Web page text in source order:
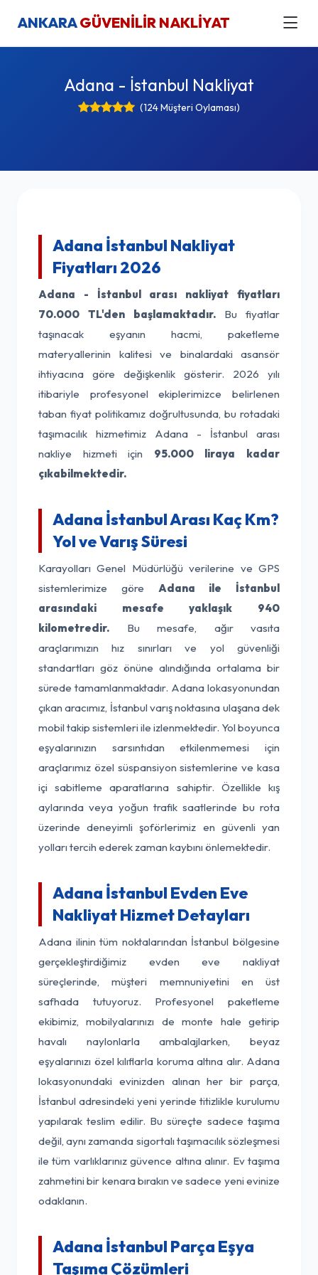
ANKARAGÜVENİLİR NAKLİYAT
Adana - İstanbul Nakliyat
(124 Müşteri Oylaması)
Adana İstanbul Nakliyat
Fiyatları 2026
Adana - İstanbul arası nakliyat fiyatları
70.000 TL'den başlamaktadır. Bu fiyatlar
taşınacak eşyanın hacmi, paketleme
materyallerinin kalitesi ve binalardaki asansör
ihtiyacına göre değişkenlik gösterir. 2026 yılı
itibariyle profesyonel ekiplerimizce belirlenen
taban fiyat politikamız doğrultusunda, bu rotadaki
taşımacılık hizmetimiz Adana - İstanbul arası
nakliye hizmeti için 95.000 liraya kadar
çıkabilmektedir.
Adana İstanbul Arası Kaç Km?
Yol ve Varış Süresi
Karayolları Genel Müdürlüğü verilerine ve GPS
sistemlerimize göre Adana ile İstanbul
arasındaki mesafe yaklaşık 940
kilometredir. Bu mesafe, ağır vasıta
araçlarımızın hız sınırları ve yol güvenliği
standartları göz önüne alındığında ortalama bir
sürede tamamlanmaktadır. Adana lokasyonundan
çıkan aracımız, İstanbul varış noktasına ulaşana dek
mobil takip sistemleri ile izlenmektedir. Yol boyunca
eşyalarınızın sarsıntıdan etkilenmemesi için
araçlarımız özel süspansiyon sistemlerine ve kasa
içi sabitleme aparatlarına sahiptir. Özellikle kış
aylarında veya yoğun trafik saatlerinde bu rota
üzerinde deneyimli şoförlerimiz en güvenli yan
yolları tercih ederek zaman kaybını önlemektedir.
Adana İstanbul Evden Eve
Nakliyat Hizmet Detayları
Adana ilinin tüm noktalarından İstanbul bölgesine
gerçekleştirdiğimiz evden eve nakliyat
süreçlerinde, müşteri memnuniyetini en üst
safhada tutuyoruz. Profesyonel paketleme
ekibimiz, mobilyalarınızı de monte hale getirip
havalı naylonlarla ambalajlarken, beyaz
eşyalarınızı özel kılıflarla koruma altına alır. Adana
lokasyonundaki evinizden alınan her bir parça,
İstanbul adresindeki yeni yerinde titizlikle kurulumu
yapılarak teslim edilir. Bu süreçte sadece taşıma
değil, aynı zamanda sigortalı taşımacılık sözleşmesi
ile tüm varlıklarınız güvence altına alınır. Ev taşıma
zahmetini bir kenara bırakın ve sadece yeni evinize
odaklanın.
Adana İstanbul Parça Eşya
Taşıma Çözümleri